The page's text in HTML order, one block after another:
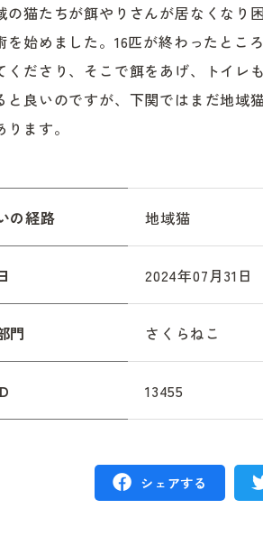
の猫たちが餌やりさんが居なくなり
を始めました。16匹が終わったとこ
くださり、そこで餌をあげ、トイレ
と良いのですが、下関ではまだ地域
ます。
の経路 地域猫
2024年07月31日
門 さくらねこ
13455
シェアする